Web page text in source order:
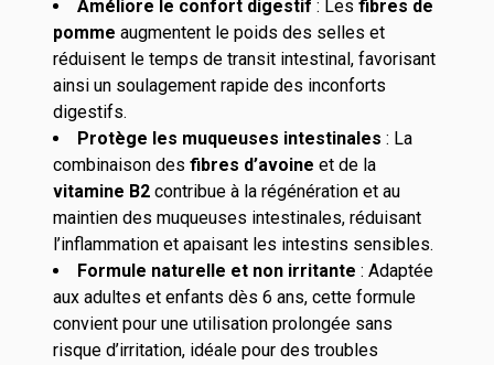
Améliore le confort digestif : Les fibres de
pomme augmentent le poids des selles et
réduisent le temps de transit intestinal, favorisant
ainsi un soulagement rapide des inconforts
digestifs.
Protège les muqueuses intestinales : La
combinaison des fibres d’avoine et de la
vitamine B2 contribue à la régénération et au
maintien des muqueuses intestinales, réduisant
l’inflammation et apaisant les intestins sensibles.
Formule naturelle et non irritante : Adaptée
aux adultes et enfants dès 6 ans, cette formule
convient pour une utilisation prolongée sans
risque d’irritation, idéale pour des troubles